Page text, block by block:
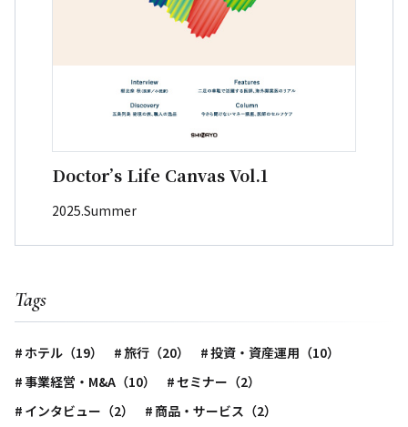
Doctor’s Life Canvas Vol.1
2025.Summer
Tags
ホテル（19） 旅行（20）
投資・資産運用（10）
事業経営・M&A（10）
セミナー（2）
インタビュー（2）
商品・サービス（2）